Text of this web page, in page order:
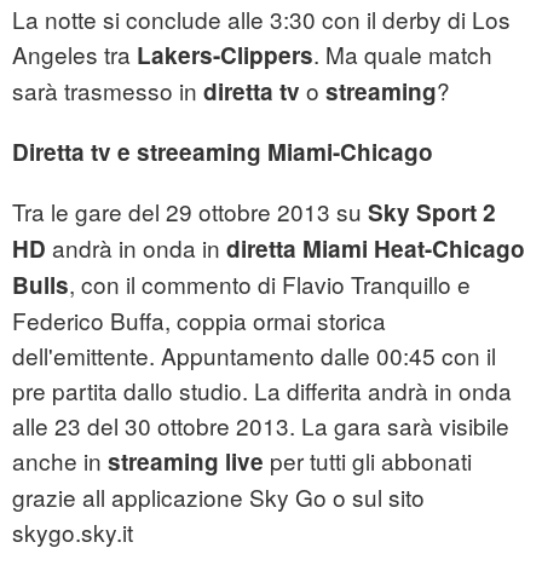
La notte si conclude alle 3:30 con il derby di Los
Angeles tra Lakers-Clippers. Ma quale match
sarà trasmesso in diretta tv o streaming?
Diretta tv e streeaming Miami-Chicago
Tra le gare del 29 ottobre 2013 su Sky Sport 2
HD andrà in onda in diretta Miami Heat-Chicago
Bulls, con il commento di Flavio Tranquillo e
Federico Buffa, coppia ormai storica
dell'emittente. Appuntamento dalle 00:45 con il
pre partita dallo studio. La differita andrà in onda
alle 23 del 30 ottobre 2013. La gara sarà visibile
anche in streaming live per tutti gli abbonati
grazie all applicazione Sky Go o sul sito
skygo.sky.it